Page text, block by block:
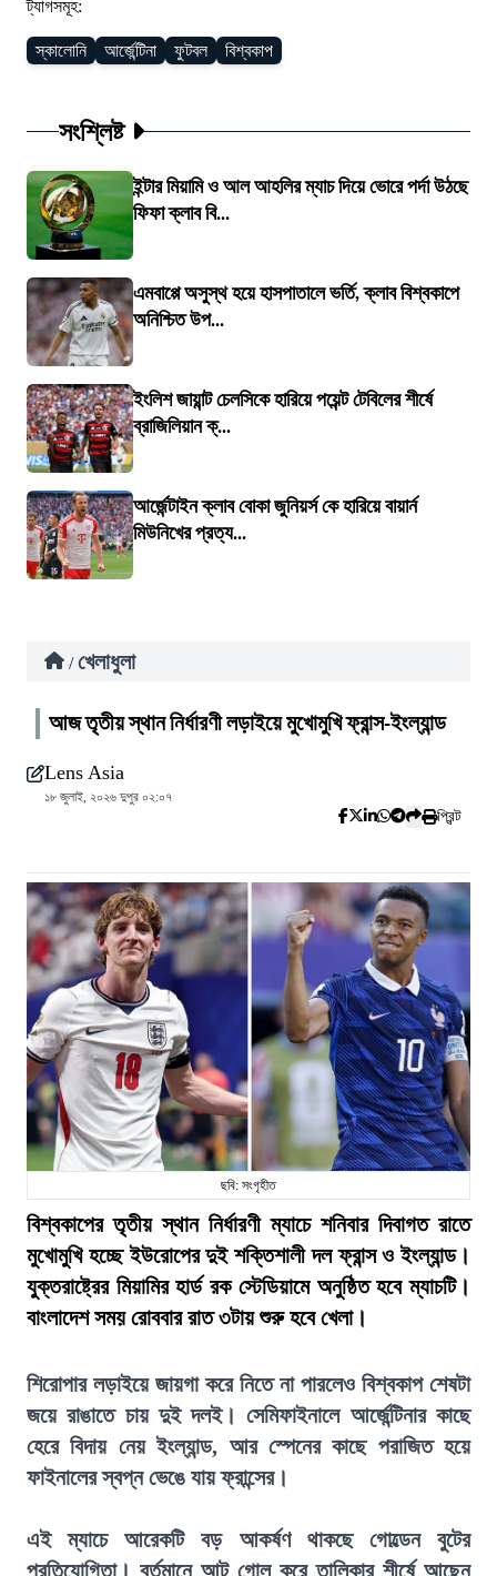
ট্যাগসমূহ:
স্কালোনি আর্জেন্টিনা ফুটবল বিশ্বকাপ
সংশ্লিষ্ট
ইন্টার মিয়ামি ও আল আহলির ম্যাচ দিয়ে ভোরে পর্দা উঠছে
ফিফা ক্লাব বি...
এমবাপ্পে অসুস্থ হয়ে হাসপাতালে ভর্তি, ক্লাব বিশ্বকাপে
অনিশ্চিত উপ...
ইংলিশ জায়ান্ট চেলসিকে হারিয়ে পয়েন্ট টেবিলের শীর্ষে
ব্রাজিলিয়ান ক্...
আর্জেন্টাইন ক্লাব বোকা জুনিয়র্স কে হারিয়ে বায়ার্ন
মিউনিখের প্রত্য...
/ খেলাধুলা
আজ তৃতীয় স্থান নির্ধারণী লড়াইয়ে মুখোমুখি ফ্রান্স-ইংল্যান্ড
Lens Asia
১৮ জুলাই, ২০২৬ দুপুর ০২:০৭
প্রিন্ট
ছবি: সংগৃহীত
বিশ্বকাপের তৃতীয় স্থান নির্ধারণী ম্যাচে শনিবার দিবাগত রাতে
মুখোমুখি হচ্ছে ইউরোপের দুই শক্তিশালী দল ফ্রান্স ও ইংল্যান্ড।
যুক্তরাষ্ট্রের মিয়ামির হার্ড রক স্টেডিয়ামে অনুষ্ঠিত হবে ম্যাচটি।
বাংলাদেশ সময় রোববার রাত ৩টায় শুরু হবে খেলা।
শিরোপার লড়াইয়ে জায়গা করে নিতে না পারলেও বিশ্বকাপ শেষটা
জয়ে রাঙাতে চায় দুই দলই। সেমিফাইনালে আর্জেন্টিনার কাছে
হেরে বিদায় নেয় ইংল্যান্ড, আর স্পেনের কাছে পরাজিত হয়ে
ফাইনালের স্বপ্ন ভেঙে যায় ফ্রান্সের।
এই ম্যাচে আরেকটি বড় আকর্ষণ থাকছে গোল্ডেন বুটের
প্রতিযোগিতা। বর্তমানে আট গোল করে তালিকার শীর্ষে আছেন